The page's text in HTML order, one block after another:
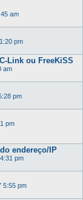
am
pm
Link ou FreeKiSS
am
pm
pm
endereço/IP
pm
5:55 pm